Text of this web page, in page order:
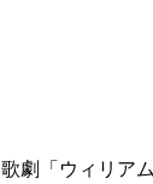
劇「ウィリ